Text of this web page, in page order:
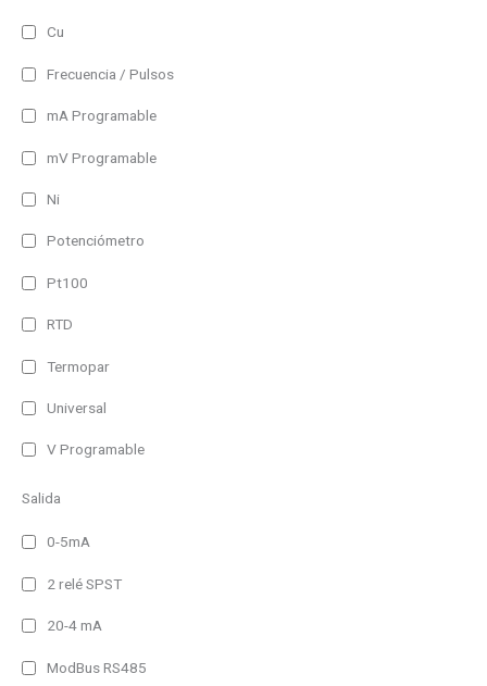
Cu
Frecuencia / Pulsos
mA Programable
mV Programable
Ni
Potenciómetro
Pt100
RTD
Termopar
Universal
V Programable
Salida
0-5mA
2 relé SPST
20-4 mA
ModBus RS485